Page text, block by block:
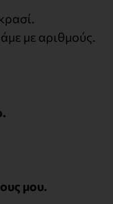
με αριθμούς.
μου.